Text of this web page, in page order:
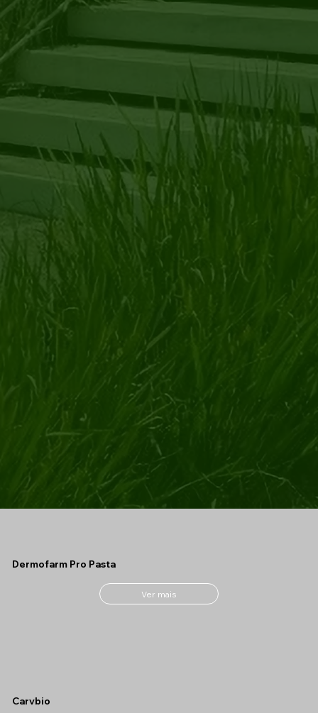
Dermofarm Pro Pasta
Ver mais
Carvbio